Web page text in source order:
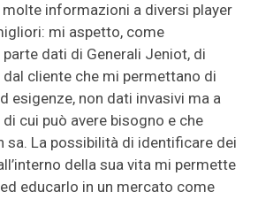
informazioni a diversi player
mi aspetto, come
dati di Generali Jeniot, di
cliente che mi permettano di
esigenze, non dati invasivi ma a
cui può avere bisogno e che
sa. La possibilità di identificare dei
della sua vita mi permette
educarlo in un mercato come